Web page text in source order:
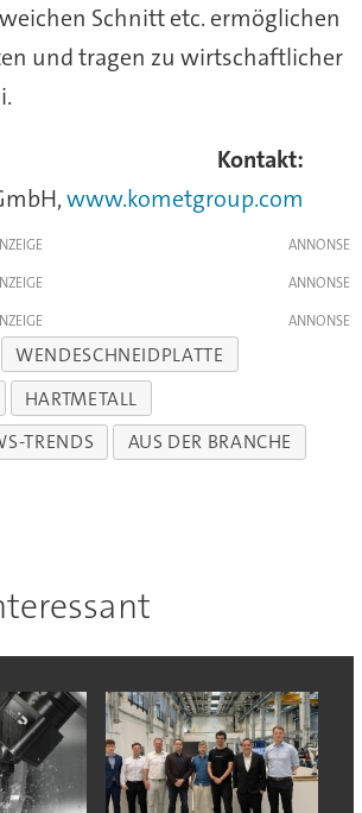
Schnitt etc. ermöglichen
und tragen zu wirtschaftlicher
Kontakt:
www.kometgroup.com
WENDESCHNEIDPLATTE
HARTMETALL
TRENDS
AUS DER BRANCHE